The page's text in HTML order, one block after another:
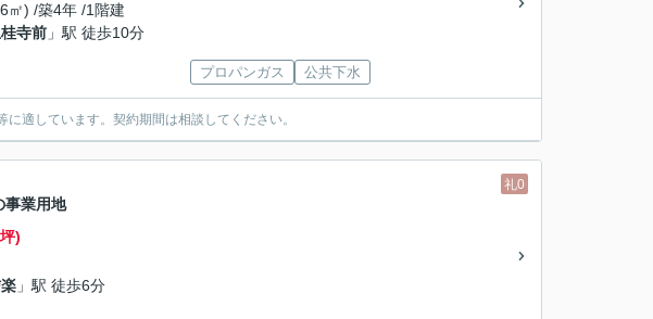
㎡) /築4年 /1階建
寺前 」駅 徒歩10分
プロパンガス 公共下水
適しています。契約期間は相談してください。
礼0
事業用地
)
」駅 徒歩6分